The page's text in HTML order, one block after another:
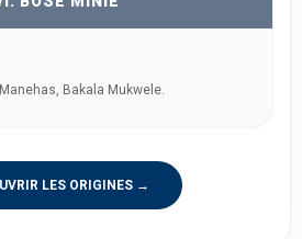
Bakala Mukwele.
LES ORIGINES →